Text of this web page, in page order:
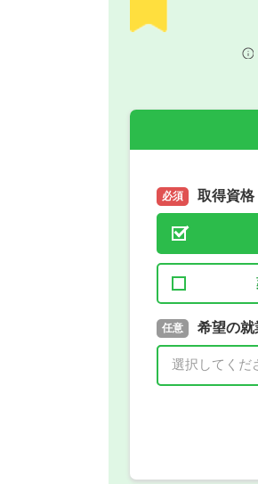
必須 取得資格
必須 取得予定
任意 希望の就